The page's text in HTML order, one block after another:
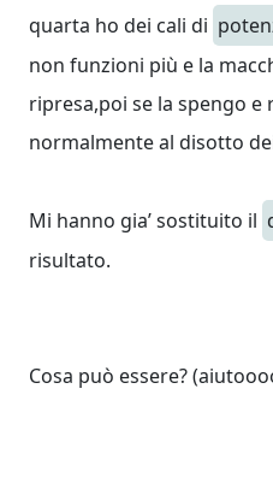
quarta ho dei cali di
non funzioni più e la
ripresa,poi se la spengo e
normalmente al disotto
Mi hanno gia’ sostituito il
risultato.
Cosa può essere?